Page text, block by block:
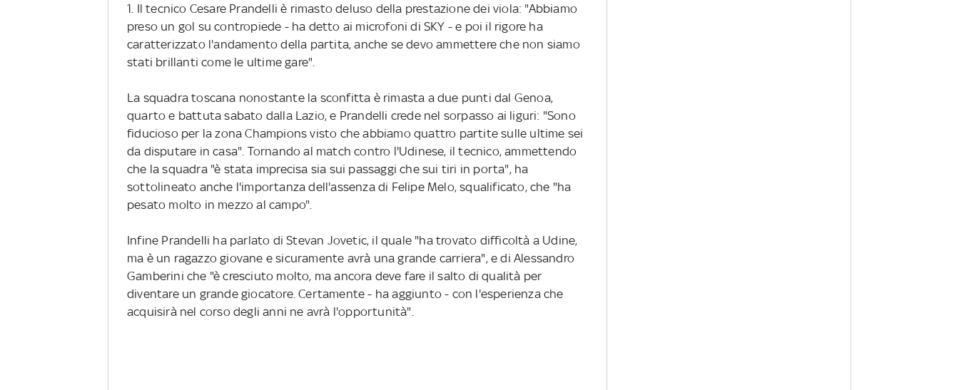
1. Il tecnico Cesare Prandelli è rimasto deluso della prestazione dei viola: "Abbiamo
preso un gol su contropiede - ha detto ai microfoni di SKY - e poi il rigore ha
caratterizzato l'andamento della partita, anche se devo ammettere che non siamo
stati brillanti come le ultime gare".
La squadra toscana nonostante la sconfitta è rimasta a due punti dal Genoa,
quarto e battuta sabato dalla Lazio, e Prandelli crede nel sorpasso ai liguri: "Sono
fiducioso per la zona Champions visto che abbiamo quattro partite sulle ultime sei
da disputare in casa". Tornando al match contro l'Udinese, il tecnico, ammettendo
che la squadra "è stata imprecisa sia sui passaggi che sui tiri in porta", ha
sottolineato anche l'importanza dell'assenza di Felipe Melo, squalificato, che "ha
pesato molto in mezzo al campo".
Infine Prandelli ha parlato di Stevan Jovetic, il quale "ha trovato difficoltà a Udine,
ma è un ragazzo giovane e sicuramente avrà una grande carriera", e di Alessandro
Gamberini che "è cresciuto molto, ma ancora deve fare il salto di qualità per
diventare un grande giocatore. Certamente - ha aggiunto - con l'esperienza che
acquisirà nel corso degli anni ne avrà l'opportunità".